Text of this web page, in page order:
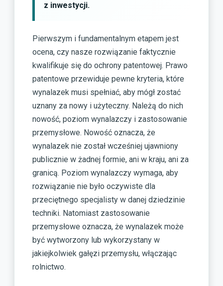
z inwestycji.
Pierwszym i fundamentalnym etapem jest
ocena, czy nasze rozwiązanie faktycznie
kwalifikuje się do ochrony patentowej. Prawo
patentowe przewiduje pewne kryteria, które
wynalazek musi spełniać, aby mógł zostać
uznany za nowy i użyteczny. Należą do nich
nowość, poziom wynalazczy i zastosowanie
przemysłowe. Nowość oznacza, że
wynalazek nie został wcześniej ujawniony
publicznie w żadnej formie, ani w kraju, ani za
granicą. Poziom wynalazczy wymaga, aby
rozwiązanie nie było oczywiste dla
przeciętnego specjalisty w danej dziedzinie
techniki. Natomiast zastosowanie
przemysłowe oznacza, że wynalazek może
być wytworzony lub wykorzystany w
jakiejkolwiek gałęzi przemysłu, włączając
rolnictwo.